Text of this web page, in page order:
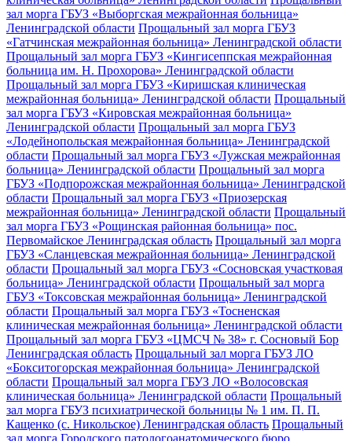
зал морга ГБУЗ «Выборгская межрайонная больница»
Ленинградской области Прощальный зал морга ГБУЗ
«Гатчинская межрайонная больница» Ленинградской области
Прощальный зал морга ГБУЗ «Кингисеппская межрайонная
больница им. Н. Прохорова» Ленинградской области
Прощальный зал морга ГБУЗ «Киришская клиническая
межрайонная больница» Ленинградской области Прощальный
зал морга ГБУЗ «Кировская межрайонная больница»
Ленинградской области Прощальный зал морга ГБУЗ
«Лодейнопольская межрайонная больница» Ленинградской
области Прощальный зал морга ГБУЗ «Лужская межрайонная
больница» Ленинградской области Прощальный зал морга
ГБУЗ «Подпорожская межрайонная больница» Ленинградской
области Прощальный зал морга ГБУЗ «Приозерская
межрайонная больница» Ленинградской области Прощальный
зал морга ГБУЗ «Рощинская районная больница» пос.
Первомайское Ленинградская область Прощальный зал морга
ГБУЗ «Сланцевская межрайонная больница» Ленинградской
области Прощальный зал морга ГБУЗ «Сосновская участковая
больница» Ленинградской области Прощальный зал морга
ГБУЗ «Токсовская межрайонная больница» Ленинградской
области Прощальный зал морга ГБУЗ «Тосненская
клиническая межрайонная больница» Ленинградской области
Прощальный зал морга ГБУЗ «ЦМСЧ № 38» г. Сосновый Бор
Ленинградская область Прощальный зал морга ГБУЗ ЛО
«Бокситогорская межрайонная больница» Ленинградской
области Прощальный зал морга ГБУЗ ЛО «Волосовская
клиническая больница» Ленинградской области Прощальный
зал морга ГБУЗ психиатрической больницы № 1 им. П. П.
Кащенко (с. Никольское) Ленинградская область Прощальный
зал морга Городского патологоанатомического бюро